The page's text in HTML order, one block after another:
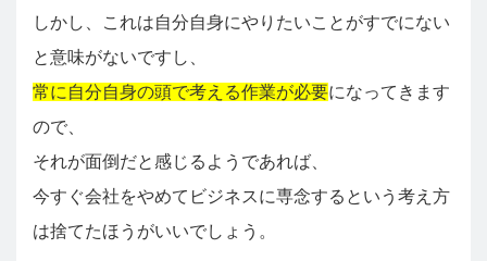
しかし、これは自分自身にやりたいことがすでにない
と意味がないですし、
常に自分自身の頭で考える作業が必要になってきます
ので、
それが面倒だと感じるようであれば、
今すぐ会社をやめてビジネスに専念するという考え方
は捨てたほうがいいでしょう。